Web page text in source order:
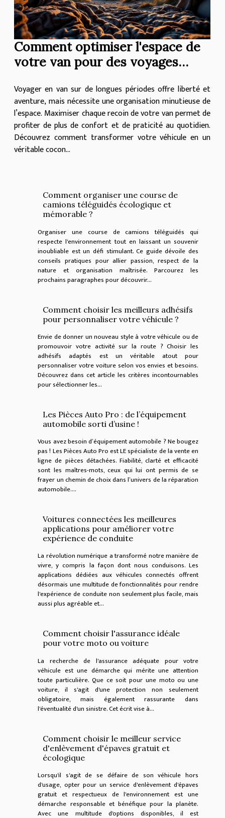
Comment optimiser l'espace de
votre van pour des voyages
Voyager en van sur de longues périodes offre liberté et
aventure, mais nécessite une organisation minutieuse de
l’espace. Maximiser chaque recoin de votre van permet de
profiter de plus de confort et de praticité au quotidien.
Découvrez comment transformer votre véhicule en un
véritable cocon...
Comment organiser une course de
camions téléguidés écologique et
mémorable ?
Organiser une course de camions téléguidés qui
respecte l'environnement tout en laissant un souvenir
inoubliable est un défi stimulant. Ce guide dévoile des
conseils pratiques pour allier passion, respect de la
nature et organisation maîtrisée. Parcourez les
prochains paragraphes pour découvrir...
Comment choisir les meilleurs adhésifs
pour personnaliser votre véhicule ?
Envie de donner un nouveau style à votre véhicule ou de
promouvoir votre activité sur la route ? Choisir les
adhésifs adaptés est un véritable atout pour
personnaliser votre voiture selon vos envies et besoins.
Découvrez dans cet article les critères incontournables
pour sélectionner les...
Les Pièces Auto Pro : de l’équipement
automobile sorti d’usine !
Vous avez besoin d’équipement automobile ? Ne bougez
pas ! Les Pièces Auto Pro est LE spécialiste de la vente en
ligne de pièces détachées. Fiabilité, clarté et efficacité
sont les maîtres-mots, ceux qui lui ont permis de se
frayer un chemin de choix dans l’univers de la réparation
automobile....
Voitures connectées les meilleures
applications pour améliorer votre
expérience de conduite
La révolution numérique a transformé notre manière de
vivre, y compris la façon dont nous conduisons. Les
applications dédiées aux véhicules connectés offrent
désormais une multitude de fonctionnalités pour rendre
l'expérience de conduite non seulement plus facile, mais
aussi plus agréable et...
Comment choisir l'assurance idéale
pour votre moto ou voiture
La recherche de l'assurance adéquate pour votre
véhicule est une démarche qui mérite une attention
toute particulière. Que ce soit pour une moto ou une
voiture, il s'agit d'une protection non seulement
obligatoire, mais également rassurante dans
l'éventualité d'un sinistre. Cet écrit vise à...
Comment choisir le meilleur service
d'enlèvement d'épaves gratuit et
écologique
Lorsqu'il s'agit de se défaire de son véhicule hors
d'usage, opter pour un service d'enlèvement d'épaves
gratuit et respectueux de l'environnement est une
démarche responsable et bénéfique pour la planète.
Avec une multitude d'options disponibles, il est